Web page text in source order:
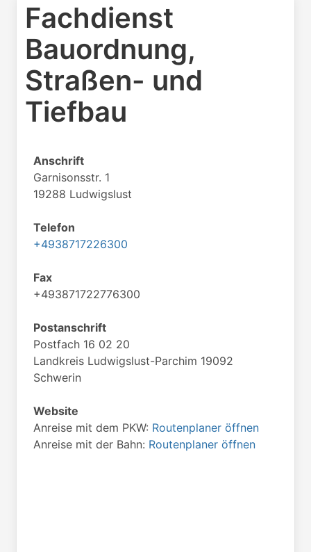
Fachdienst
Bauordnung,
Straßen- und
Tiefbau
Anschrift
Garnisonsstr. 1
19288 Ludwigslust
Telefon
+4938717226300
Fax
+493871722776300
Postanschrift
Postfach 16 02 20
Landkreis Ludwigslust-Parchim 19092
Schwerin
Website
Anreise mit dem PKW: Routenplaner öffnen
Anreise mit der Bahn: Routenplaner öffnen